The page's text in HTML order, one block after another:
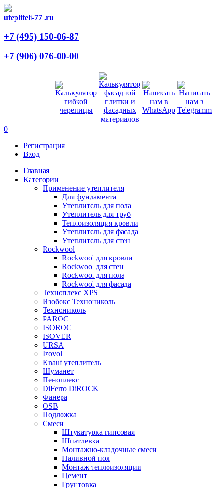
utepliteli-77 .ru
+7 (495) 150-06-87
+7 (906) 076-00-00
0
Регистрация
Вход
Главная
Категории
Применение утеплителя
Для фундамента
Утеплитель для пола
Утеплитель для труб
Теплоизоляция кровли
Утеплитель для фасада
Утеплитель для стен
Rockwool
Rockwool для кровли
Rockwool для стен
Rockwool для пола
Rockwool для фасада
Техноплекс XPS
Изобокс Технониколь
Технониколь
PAROC
ISOROC
ISOVER
URSA
Izovol
Knauf утеплитель
Шуманет
Пеноплекс
DiFerro DiROCK
Фанера
OSB
Подложка
Смеси
Штукатурка гипсовая
Шпатлевка
Монтажно-кладочные смеси
Наливной пол
Монтаж теплоизоляции
Цемент
Грунтовка